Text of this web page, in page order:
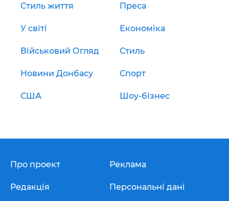
Стиль життя Преса
У світі Економіка
Військовий Огляд Стиль
Новини Донбасу Спорт
США Шоу-бізнес
Про проект
Редакція
Реклама
Персональні дані